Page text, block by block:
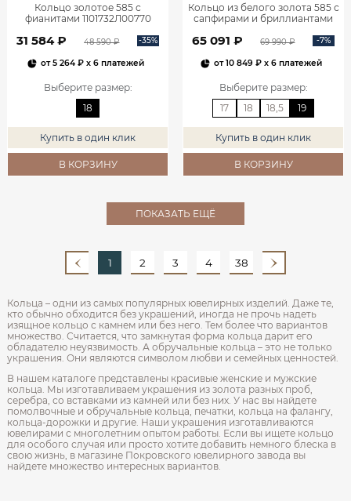
Кольцо золотое 585 с
фианитами 1101732Л00770
31 584 ₽ 48 590 ₽ -35%
от5 264 ₽ x 6 платежей
Выберите размер:
18
Купить в один клик
В КОРЗИНУ
Кольцо из белого золота 585 с
сапфирами и бриллиантами
65 091 ₽ 69 990 ₽ -7%
от10 849 ₽ x 6 платежей
Выберите размер:
17
18 18,5 19
Купить в один клик
В КОРЗИНУ
ПОКАЗАТЬ ЕЩЁ
1 2 3 4 38
Кольца – одни из самых популярных ювелирных изделий. Даже те,
кто обычно обходится без украшений, иногда не прочь надеть
изящное кольцо с камнем или без него. Тем более что вариантов
множество. Считается, что замкнутая форма кольца дарит его
обладателю неуязвимость. А обручальные кольца – это не только
украшения. Они являются символом любви и семейных ценностей.
В нашем каталоге представлены красивые женские и мужские
кольца. Мы изготавливаем украшения из золота разных проб,
серебра, со вставками из камней или без них. У нас вы найдете
помолвочные и обручальные кольца, печатки, кольца на фалангу,
кольца-дорожки и другие. Наши украшения изготавливаются
ювелирами с многолетним опытом работы. Если вы ищете кольцо
для особого случая или просто хотите добавить немного блеска в
свою жизнь, в магазине Покровского ювелирного завода вы
найдете множество интересных вариантов.